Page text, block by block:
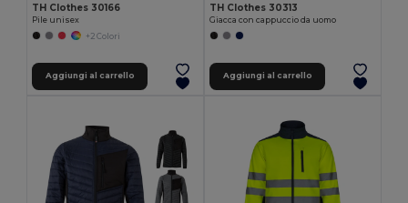
TH Clothes 30166
Pile unisex
+2 Colori
Aggiungi al carrello
TH Clothes 30313
Giacca con cappuccio da uomo
Aggiungi al carrello